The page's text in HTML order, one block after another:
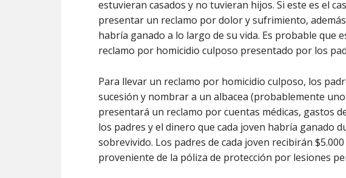
estuvieran casados y no tuvieran hijos. Si este es el
presentar un reclamo por dolor y sufrimiento,
habría ganado a lo largo de su vida. Es probable que
reclamo por homicidio culposo presentado por los
Para llevar un reclamo por homicidio culposo, los
sucesión y nombrar a un albacea (probablemente uno
presentará un reclamo por cuentas médicas, gastos
los padres y el dinero que cada joven habría ganado
sobrevivido. Los padres de cada joven recibirán
proveniente de la póliza de protección por lesiones